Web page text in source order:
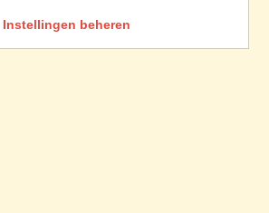
Instellingen beheren